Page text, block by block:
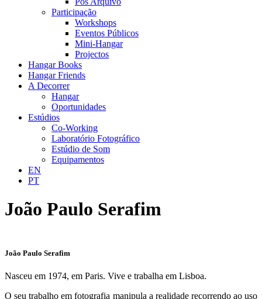
Participação
Workshops
Eventos Públicos
Mini-Hangar
Projectos
Hangar Books
Hangar Friends
A Decorrer
Hangar
Oportunidades
Estúdios
Co-Working
Laboratório Fotográfico
Estúdio de Som
Equipamentos
EN
PT
João Paulo Serafim
João Paulo Serafim
Nasceu em 1974, em Paris. Vive e trabalha em Lisboa.
O seu trabalho em fotografia manipula a realidade recorrendo ao uso